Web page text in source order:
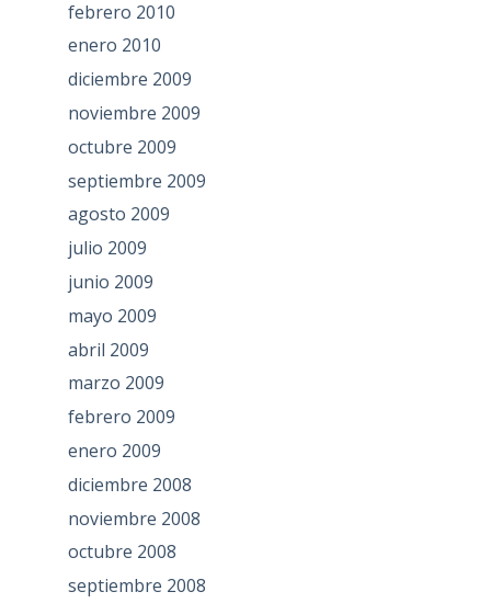
febrero 2010
enero 2010
diciembre 2009
noviembre 2009
octubre 2009
septiembre 2009
agosto 2009
julio 2009
junio 2009
mayo 2009
abril 2009
marzo 2009
febrero 2009
enero 2009
diciembre 2008
noviembre 2008
octubre 2008
septiembre 2008